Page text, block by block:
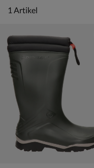
1 artikel
1 Artikel